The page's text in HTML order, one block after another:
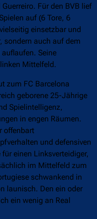
Für den BVB lief
auf (6 Tore, 6
einsetzbar und
sondern auch auf dem
Seine
Mittelfeld.
zum FC Barcelona
geborene 25-Jährige
Spielintelligenz,
in engen Räumen.
offenbart
und defensiven
einen Linksverteidiger,
im Mittelfeld zum
schwankend in
launisch. Den ein oder
ein wenig an Real